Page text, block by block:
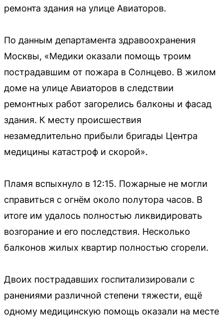
ремонта здания на улице Авиаторов.
По данным департамента здравоохранения
Москвы, «Медики оказали помощь троим
пострадавшим от пожара в Солнцево. В жилом
доме на улице Авиаторов в следствии
ремонтных работ загорелись балконы и фасад
здания. К месту происшествия
незамедлительно прибыли бригады Центра
медицины катастроф и скорой».
Пламя вспыхнуло в 12:15. Пожарные не могли
справиться с огнём около полутора часов. В
итоге им удалось полностью ликвидировать
возгорание и его последствия. Несколько
балконов жилых квартир полностью сгорели.
Двоих пострадавших госпитализировали с
ранениями различной степени тяжести, ещё
одному медицинскую помощь оказали на месте